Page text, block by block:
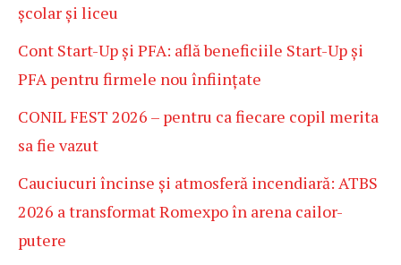
școlar și liceu
Cont Start-Up și PFA: află beneficiile Start-Up și
PFA pentru firmele nou înființate
CONIL FEST 2026 – pentru ca fiecare copil merita
sa fie vazut
Cauciucuri încinse și atmosferă incendiară: ATBS
2026 a transformat Romexpo în arena cailor-
putere